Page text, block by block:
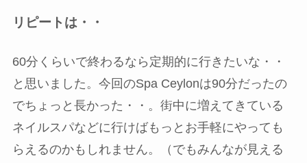
リピートは・・
60分くらいで終わるなら定期的に行きたいな・・
と思いました。今回のSpa Ceylonは90分だったの
でちょっと長かった・・。街中に増えてきている
ネイルスパなどに行けばもっとお手軽にやっても
らえるのかもしれません。（でもみんなが見える